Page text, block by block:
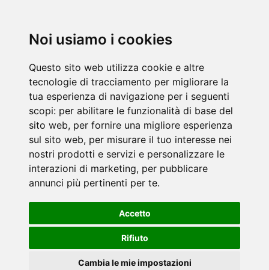
Noi usiamo i cookies
Questo sito web utilizza cookie e altre
tecnologie di tracciamento per migliorare la
tua esperienza di navigazione per i seguenti
scopi: per abilitare le funzionalità di base del
sito web, per fornire una migliore esperienza
sul sito web, per misurare il tuo interesse nei
nostri prodotti e servizi e personalizzare le
interazioni di marketing, per pubblicare
annunci più pertinenti per te.
Accetto
Rifiuto
Cambia le mie impostazioni